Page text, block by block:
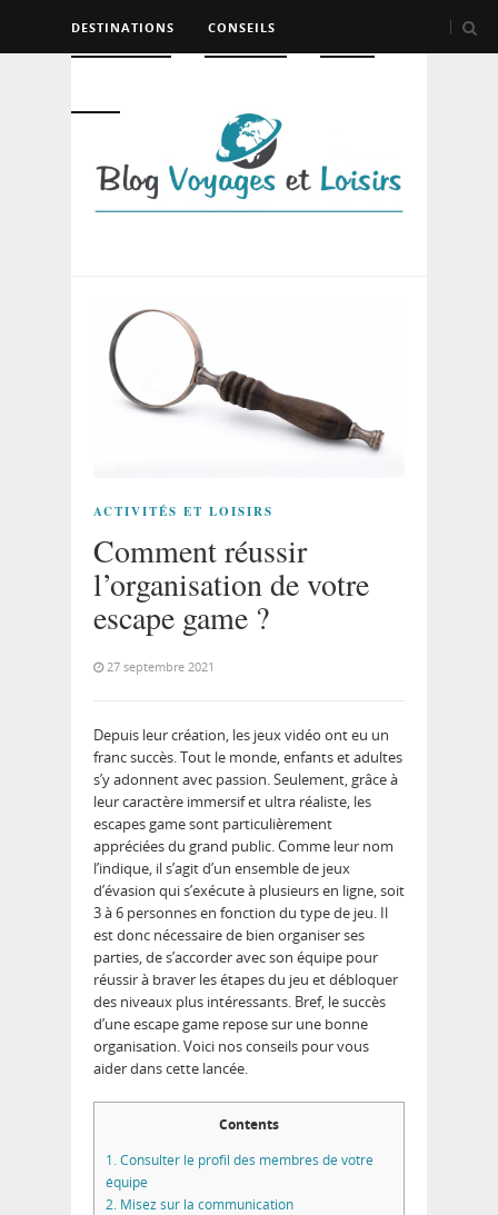
DESTINATIONS CONSEILS
ACTIVITÉS ET LOISIRS
Comment réussir
l’organisation de votre
escape game ?
27 septembre 2021
Depuis leur création, les jeux vidéo ont eu un
franc succès. Tout le monde, enfants et adultes
s’y adonnent avec passion. Seulement, grâce à
leur caractère immersif et ultra réaliste, les
escapes game sont particulièrement
appréciées du grand public. Comme leur nom
l’indique, il s’agit d’un ensemble de jeux
d’évasion qui s’exécute à plusieurs en ligne, soit
3 à 6 personnes en fonction du type de jeu. Il
est donc nécessaire de bien organiser ses
parties, de s’accorder avec son équipe pour
réussir à braver les étapes du jeu et débloquer
des niveaux plus intéressants. Bref, le succès
d’une escape game repose sur une bonne
organisation. Voici nos conseils pour vous
aider dans cette lancée.
Contents
1.Consulter le profil des membres de votre
équipe
2. Misez sur la communication